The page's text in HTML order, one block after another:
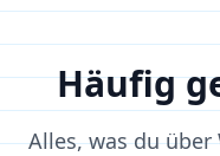
Häufig
Alles, was du